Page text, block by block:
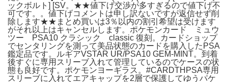
ックボルト] [SV。★★値下げ交渉が多すぎるので値下げ不
可です。。値下げコメントは申し訳ないですが返信せず削
除します★★まとめ買いは3％以内の割引希望は受けます
がそれ以上はキャンセルします。ポケモンカード ミュウ
ツー PSA10 クラシック classic 復刻。カードショップ
でセンタリングを測って美品状態のカードを購入したPSA
鑑定品です。ルギアVSTAR UR/PSA10 GEM-MINT。到着
後すぐに専用スリーブ入れて管理しているのでケースの状
態も良好です。ポケモンヨーギラス。#CARDTHPSA専用
スリーブに入れてエアキャップを2層で保護してゆうパケ